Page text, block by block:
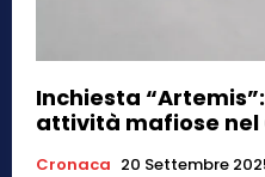
Inchiesta
attività mafiose nel
Cronaca 20 Settembre